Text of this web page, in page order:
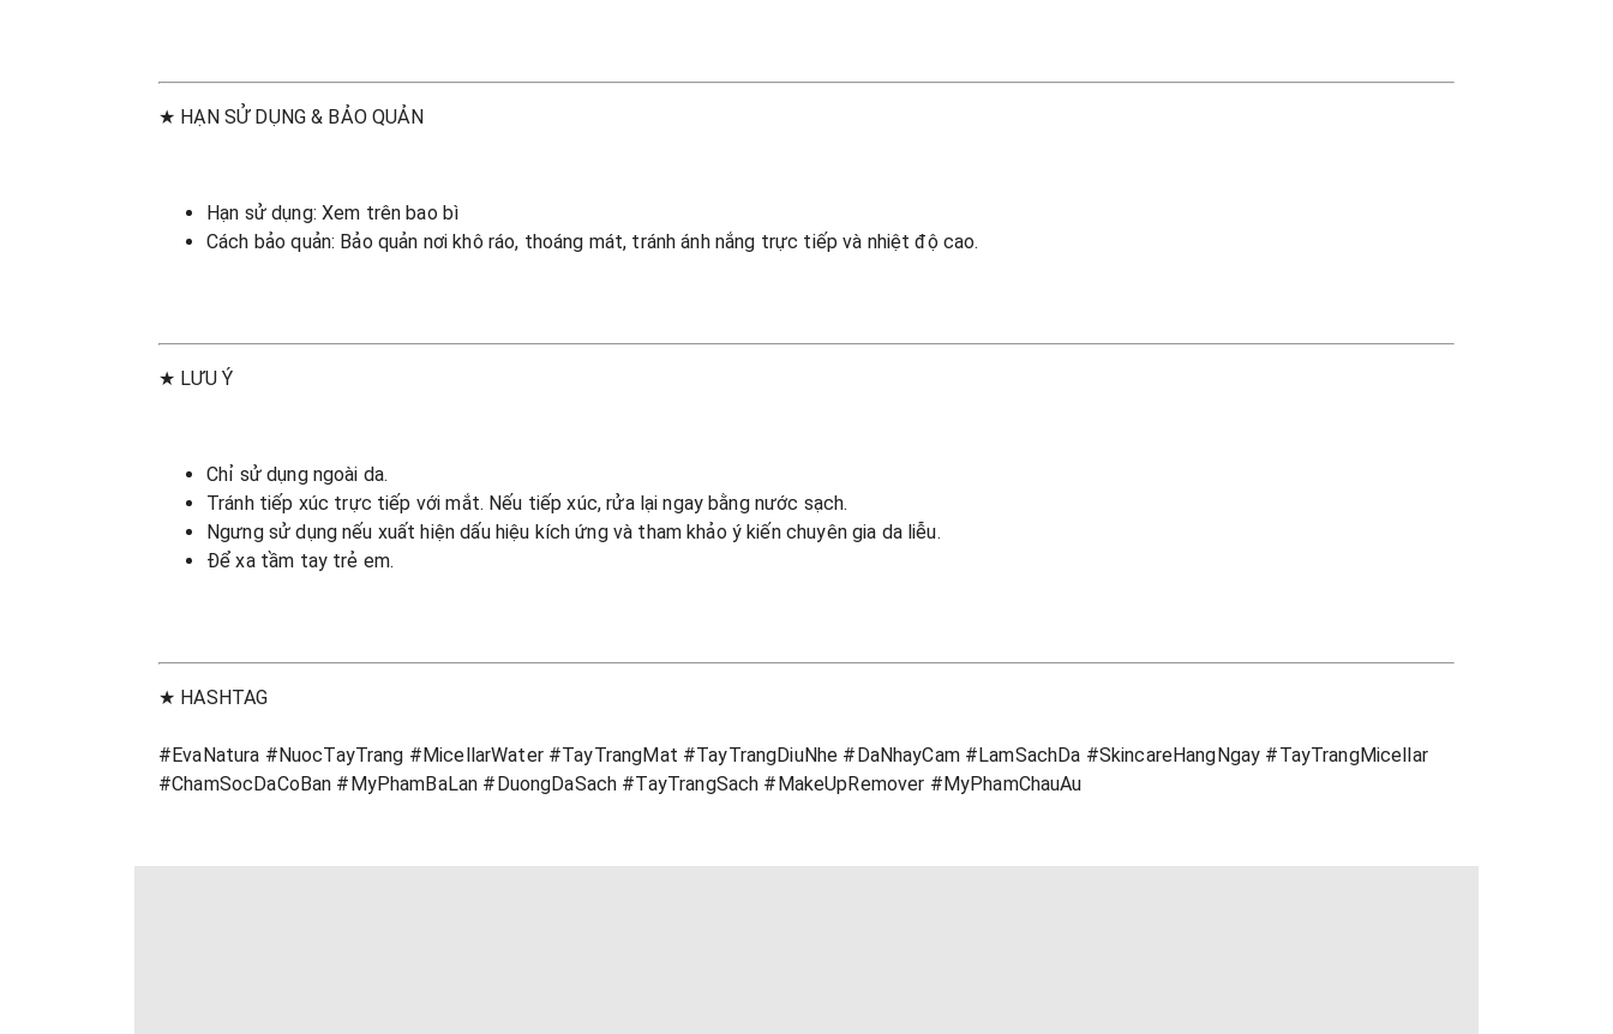
★ HẠN SỬ DỤNG & BẢO QUẢN
Hạn sử dụng: Xem trên bao bì
Cách bảo quản: Bảo quản nơi khô ráo, thoáng mát, tránh ánh nắng trực tiếp và nhiệt độ cao.
★ LƯU Ý
Chỉ sử dụng ngoài da.
Tránh tiếp xúc trực tiếp với mắt. Nếu tiếp xúc, rửa lại ngay bằng nước sạch.
Ngưng sử dụng nếu xuất hiện dấu hiệu kích ứng và tham khảo ý kiến chuyên gia da liễu.
Để xa tầm tay trẻ em.
★ HASHTAG
#EvaNatura #NuocTayTrang #MicellarWater #TayTrangMat #TayTrangDiuNhe #DaNhayCam #LamSachDa #SkincareHangNgay #TayTrangMicellar
#ChamSocDaCoBan #MyPhamBaLan #DuongDaSach #TayTrangSach #MakeUpRemover #MyPhamChauAu